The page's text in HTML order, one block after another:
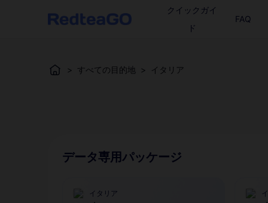
クイックガイ
ド
FAQ
> すべての目的地 > イタリア
データ専用パッケージ
イタリア